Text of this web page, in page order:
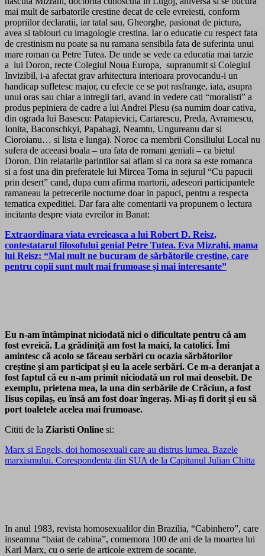
mai mult de sarbatorile crestine decat de cele evreiesti, conform
propriilor declaratii, iar tatal sau, Gheorghe, pasionat de pictura,
avea si tablouri cu imagologie crestina. Iar o educatie cu respect fata
de crestinism nu poate sa nu ramana sensibila fata de suferinta unui
mare roman ca Petre Tutea. De unde se vede ca educatia mai tarzie
a lui Doron, recte Colegiul Noua Europa, supranumit si Colegiul
Invizibil, i-a afectat grav arhitectura interioara provocandu-i un
handicap sufletesc major, cu efecte ce se pot rasfrange, iata, asupra
unui oras sau chiar a intregii tari, avand in vedere cati “moralisti” a
produs pepiniera de cadre a lui Andrei Plesu (sa numim doar cativa,
din ograda lui Basescu: Patapievici, Cartarescu, Preda, Avramescu,
Ionita, Baconschkyi, Papahagi, Neamtu, Ungureanu dar si
Cioroianu… si lista e lunga). Noroc ca membrii Consiliului Local nu
sufera de aceeasi boala – ura fata de romani geniali – ca bietul
Doron. Din relatarile parintilor sai aflam si ca nora sa este romanca
si a fost una din preferatele lui Mircea Toma in sejurul “Cu papucii
prin desert” cand, dupa cum afirma martorii, adeseori participantele
ramaneau la petrecerile nocturne doar in papuci, pentru a respecta
tematica expeditiei. Dar fara alte comentarii va propunem o lectura
incitanta despre viata evreilor in Banat:
Extraordinara viata evreieasca a lui Robert D. Reisz,
contestatarul filosofului genial Petre Tutea. Eva Mizrahi, mama
lui Reisz: “Mai mult ne bucuram de sărbătorile creștine, care
pentru copii sunt mult mai frumoase și mai interesante”
Eu n-am întâmpinat niciodată nici o dificultate pentru că am
fost evreică. La grădiniţă am fost la maici, la catolici. Îmi
amintesc că acolo se făceau serbări cu ocazia sărbătorilor
creștine și am participat și eu la acele serbări. Ce m‑a deranjat a
fost faptul că eu n‑am primit niciodată un rol mai deosebit. De
exemplu, prietena mea, la una din serbările de Crăciun, a fost
Iisus copilaș, eu însă am fost doar îngeraș. Mi‑aș fi dorit și eu să
port toaletele acelea mai frumoase.
Cititi de la Ziaristi Online si:
Marx si Engels, doi homosexuali care au distrus lumea. Bazele
marxismului. Corespondenta din SUA de la Capitanul Julian Chitta
In anul 1983, revista homosexualilor din Brazilia, “Cabinhero”, care
inseamna “baiat de cabina”, comemora 100 de ani de la moartea lui
Karl Marx, cu o serie de articole extrem de socante.